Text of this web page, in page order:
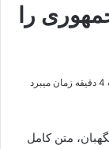
را
متن کامل